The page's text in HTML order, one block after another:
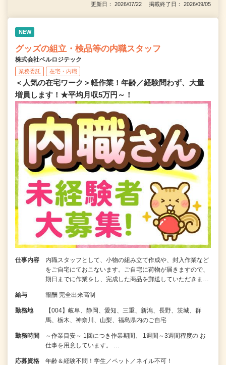
更新日： 2026/07/22 掲載終了日： 2026/09/05
NEW
グッズの組立・検品等の内職スタッフ
株式会社ベルロジテック
業務委託 在宅・内職
＜人気の在宅ワーク＞軽作業！年齢／経験問わず、大量
増員します！★平均月収5万円～！
仕事内容
内職スタッフとして、小物の組み立て作成や、封入作業など
をご自宅にておこないます。ご自宅に荷物が届きますので、
期日までに作業をし、完成した商品を郵送していただきま…
給与 報酬 完全出来高制
勤務地
【004】岐阜、静岡、愛知、三重、新潟、長野、茨城、群
馬、栃木、神奈川、山梨、福島県内のご自宅
勤務時間
～作業目安～ 1回につき作業期間、 1週間～3週間程度の お
仕事を用意しています。 …
応募資格 年齢＆経験不問！学生／ペット／ネイル不可！